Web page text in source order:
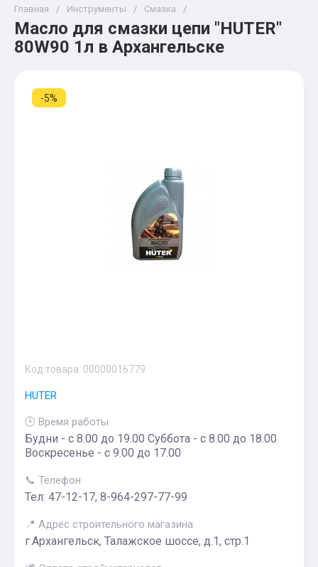
Главная / Инструменты / Смазка /
Масло для смазки цепи "HUTER"
80W90 1л в Архангельске
-5%
Код товара: 00000016779
HUTER
🕒 Время работы
Будни - с 8.00 до 19.00 Суббота - с 8.00 до 18.00
Воскресенье - с 9.00 до 17.00
📞 Телефон
Тел: 47-12-17, 8-964-297-77-99
📍 Адрес строительного магазина
г.Архангельск, Талажское шоссе, д.1, стр.1